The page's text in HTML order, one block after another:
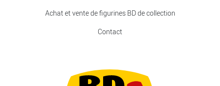
Achat et vente de figurines BD de collection
Contact